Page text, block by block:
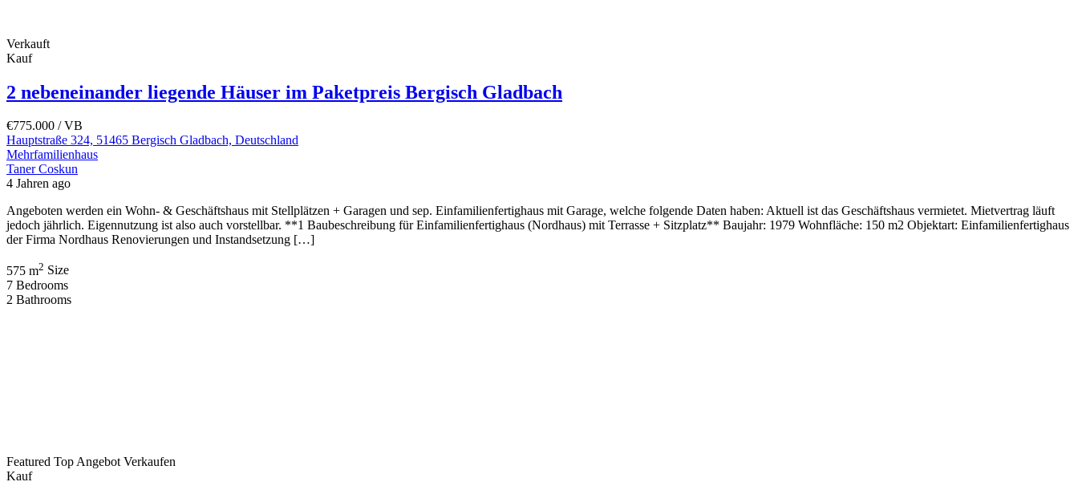
Verkauft
Kauf
2 nebeneinander liegende Häuser im Paketpreis Bergisch Gladbach
€775.000 / VB
Hauptstraße 324, 51465 Bergisch Gladbach, Deutschland
Mehrfamilienhaus
Taner Coskun
4 Jahren ago
Angeboten werden ein Wohn- & Geschäftshaus mit Stellplätzen + Garagen und sep. Einfamilienfertighaus mit Garage, welche folgende Daten haben: Aktuell ist das Geschäftshaus vermietet. Mietvertrag läuft
jedoch jährlich. Eigennutzung ist also auch vorstellbar. **1 Baubeschreibung für Einfamilienfertighaus (Nordhaus) mit Terrasse + Sitzplatz** Baujahr: 1979 Wohnfläche: 150 m2 Objektart: Einfamilienfertighaus
der Firma Nordhaus Renovierungen und Instandsetzung […]
575 m2 Size
7 Bedrooms
2 Bathrooms
Featured Top Angebot Verkaufen
Kauf